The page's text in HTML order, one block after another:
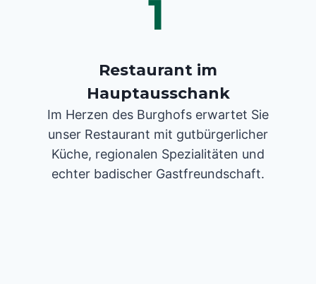
1
Restaurant im
Hauptausschank
Im Herzen des Burghofs erwartet Sie
unser Restaurant mit gutbürgerlicher
Küche, regionalen Spezialitäten und
echter badischer Gastfreundschaft.